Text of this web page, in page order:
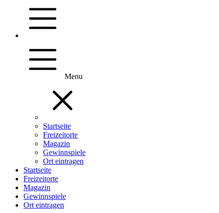
Menu
Startseite
Freizeitorte
Magazin
Gewinnspiele
Ort eintragen
Startseite
Freizeitorte
Magazin
Gewinnspiele
Ort eintragen